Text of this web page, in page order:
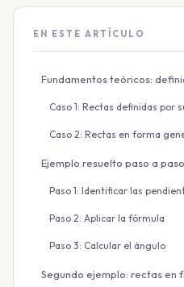
EN ESTE ARTÍCULO
Fundamentos teóricos:
Caso 1: Rectas definidas por
Caso 2: Rectas en forma
Ejemplo resuelto paso a
Paso 1: Identificar las
Paso 2: Aplicar la fórmula
Paso 3: Calcular el ángulo
Segundo ejemplo: rectas en